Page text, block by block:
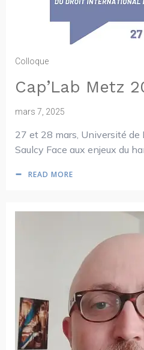
Colloque
Cap’Lab Metz
mars 7, 2025
27 et 28 mars, Université de
Saulcy Face aux enjeux du
READ MORE